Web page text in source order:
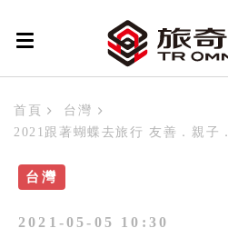
首頁
台灣
2021跟著蝴蝶去旅行 友善．親子
台灣
2021-05-05 10:30